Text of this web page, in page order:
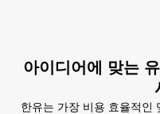
아이디어에 맞는
한유는 가장 비용 효율적인